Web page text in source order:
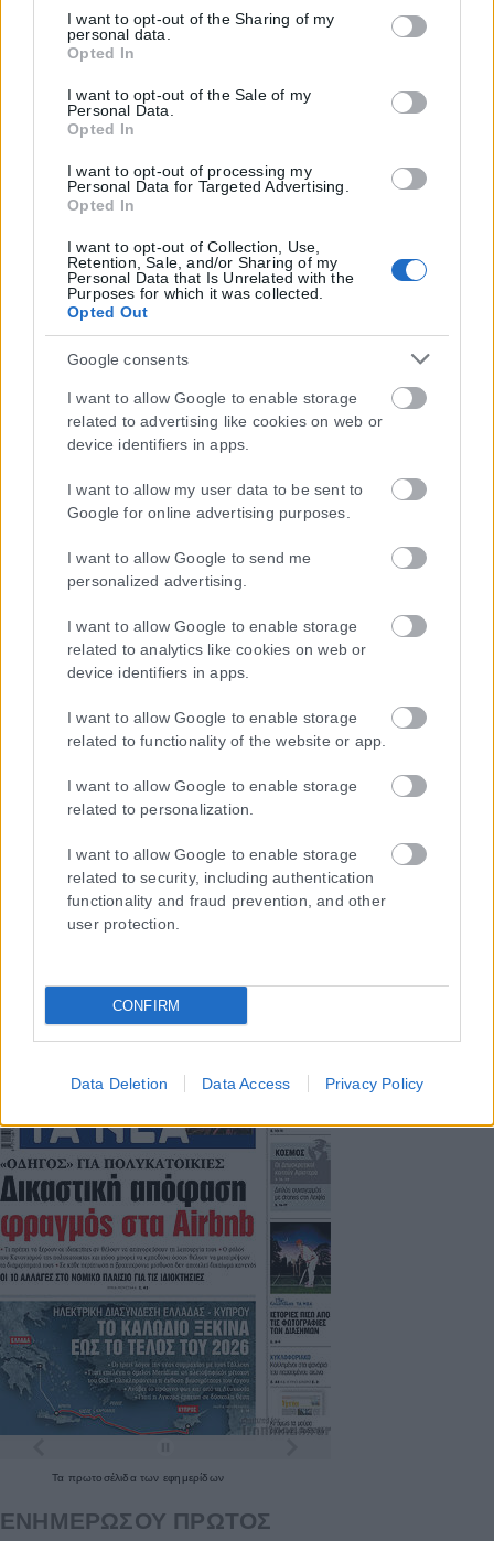
but not limited to your visit or usage behaviour. You may
click to grant or deny consent to Google and its third-party
tags to use your data for below specified purposes in below
Google consent section.
I want to opt-out of the Sharing of my
personal data.
Opted In
I want to opt-out of the Sale of my
Personal Data.
Opted In
I want to opt-out of processing my
Personal Data for Targeted Advertising.
Opted In
I want to opt-out of Collection, Use,
Retention, Sale, and/or Sharing of my
Personal Data that Is Unrelated with the
Purposes for which it was collected.
Opted Out
Google consents
I want to allow Google to enable storage
related to advertising like cookies on web or
device identifiers in apps.
I want to allow my user data to be sent to
Google for online advertising purposes.
I want to allow Google to send me
personalized advertising.
I want to allow Google to enable storage
related to analytics like cookies on web or
device identifiers in apps.
I want to allow Google to enable storage
related to functionality of the website or app.
I want to allow Google to enable storage
related to personalization.
I want to allow Google to enable storage
related to security, including authentication
functionality and fraud prevention, and other
user protection.
CONFIRM
Data Deletion Data Access Privacy Policy
Η εταιρεία με την επωνυμία “POLITICAL MEDIA GROUP A.E.” και κατ’
συμμορφώνονται με τη Σύσταση (ΕΕ) 2018/334 της Επιτροπής της
1ης Μαρτίου 2018 σχετικά με τα μέτρα για την αποτελεσματική
αντιμετώπιση του παράνομου περιεχομένου στο διαδίκτυο (L 63).
ΤΑ ΠΡΩΤΟΣΕΛΙΔΑ ΣΗΜΕΡΑ
Τα πρωτοσέλιδατων εφημερίδων
ΕΝΗΜΕΡΩΣΟΥ ΠΡΩΤΟΣ